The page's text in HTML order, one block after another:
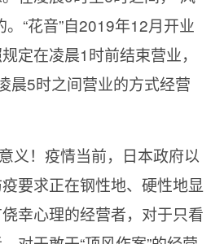
。“花音”自2019年12月开业
定在凌晨1时前结束营业，
晨5时之间营业的方式经营
义！疫情当前，日本政府以
要求正在钢性地、硬性地显
幸心理的经营者，对于只看